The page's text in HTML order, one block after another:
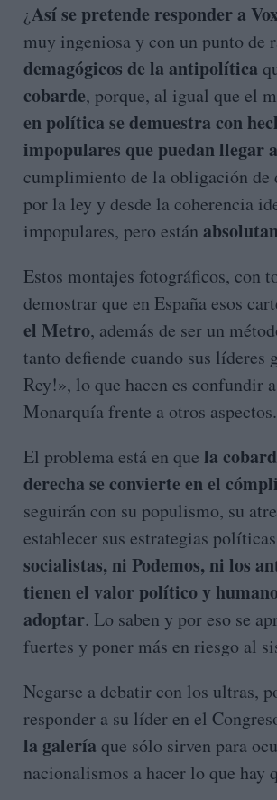
¿Así se pretende responder a
muy ingeniosa y con un punto de
demagógicos de la antipolítica
cobarde, porque, al igual que el
en política se demuestra con
impopulares que puedan llegar
cumplimiento de la obligación de
por la ley y desde la coherencia
impopulares, pero están
Estos montajes fotográficos, con
demostrar que en España esos
el Metro, además de ser un
tanto defiende cuando sus
Rey!», lo que hacen es confundir
Monarquía frente a otros aspectos.
El problema está en que la
derecha se convierte en el
seguirán con su populismo, su
establecer sus estrategias
socialistas, ni Podemos, ni los
tienen el valor político y
adoptar. Lo saben y por eso se
fuertes y poner más en riesgo al
Negarse a debatir con los ultras,
responder a su líder en el
la galería que sólo sirven para
nacionalismos a hacer lo que hay